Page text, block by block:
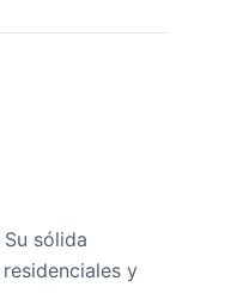
sólida
y